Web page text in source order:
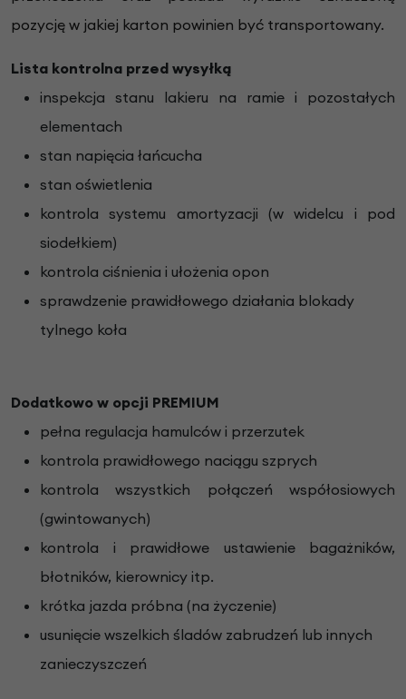
pozycję w jakiej karton powinien być transportowany.
Lista kontrolna przed wysyłką
inspekcja stanu lakieru na ramie i pozostałych
elementach
stan napięcia łańcucha
stan oświetlenia
kontrola systemu amortyzacji (w widelcu i pod
siodełkiem)
kontrola ciśnienia i ułożenia opon
sprawdzenie prawidłowego działania blokady
tylnego koła
Dodatkowo w opcji PREMIUM
pełna regulacja hamulców i przerzutek
kontrola prawidłowego naciągu szprych
kontrola wszystkich połączeń współosiowych
(gwintowanych)
kontrola i prawidłowe ustawienie bagażników,
błotników, kierownicy itp.
krótka jazda próbna (na życzenie)
usunięcie wszelkich śladów zabrudzeń lub innych
zanieczyszczeń